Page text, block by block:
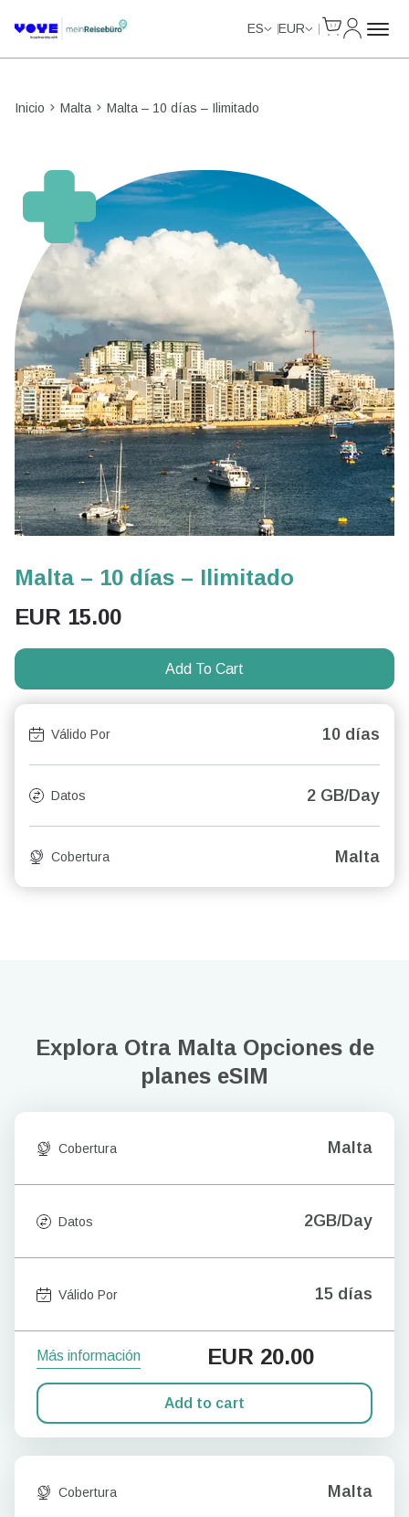
ES EUR
Inicio Malta Malta – 10 días – Ilimitado
Malta – 10 días – Ilimitado
EUR 15.00
Add To Cart
Válido Por 10 días
Datos 2 GB/Day
Cobertura Malta
Explora Otra Malta Opciones de
planes eSIM
Cobertura Malta
Datos 2GB/Day
Válido Por 15 días
Más información EUR 20.00
Add to cart
Cobertura Malta